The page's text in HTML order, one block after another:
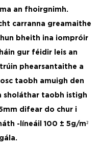
an fhoirgnimh.
carranna greamaithe
bheith ina iompróir
gur féidir leis an
phearsantaithe a
taobh amuigh den
sholáthar taobh istigh
difear do chur i
-líneáil 100 ± 5g/m²